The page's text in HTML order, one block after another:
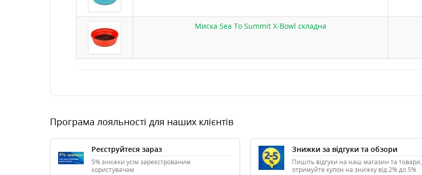
Миска Sea To Summit X-Bowl складна
Програма лояльності для наших клієнтів
Реєструйтеся зараз
5% знижки усім зареєстрованим
користувачам
Знижки за відгуки та обзори
Пишіть відгуки на наш магазин та товари,
отримуйте купон на знижку від 2% до 5%